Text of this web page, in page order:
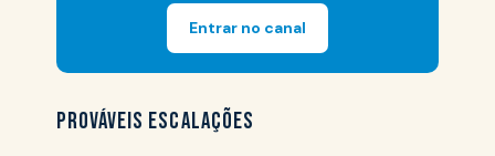
Entrar no canal
PROVÁVEIS ESCALAÇÕES